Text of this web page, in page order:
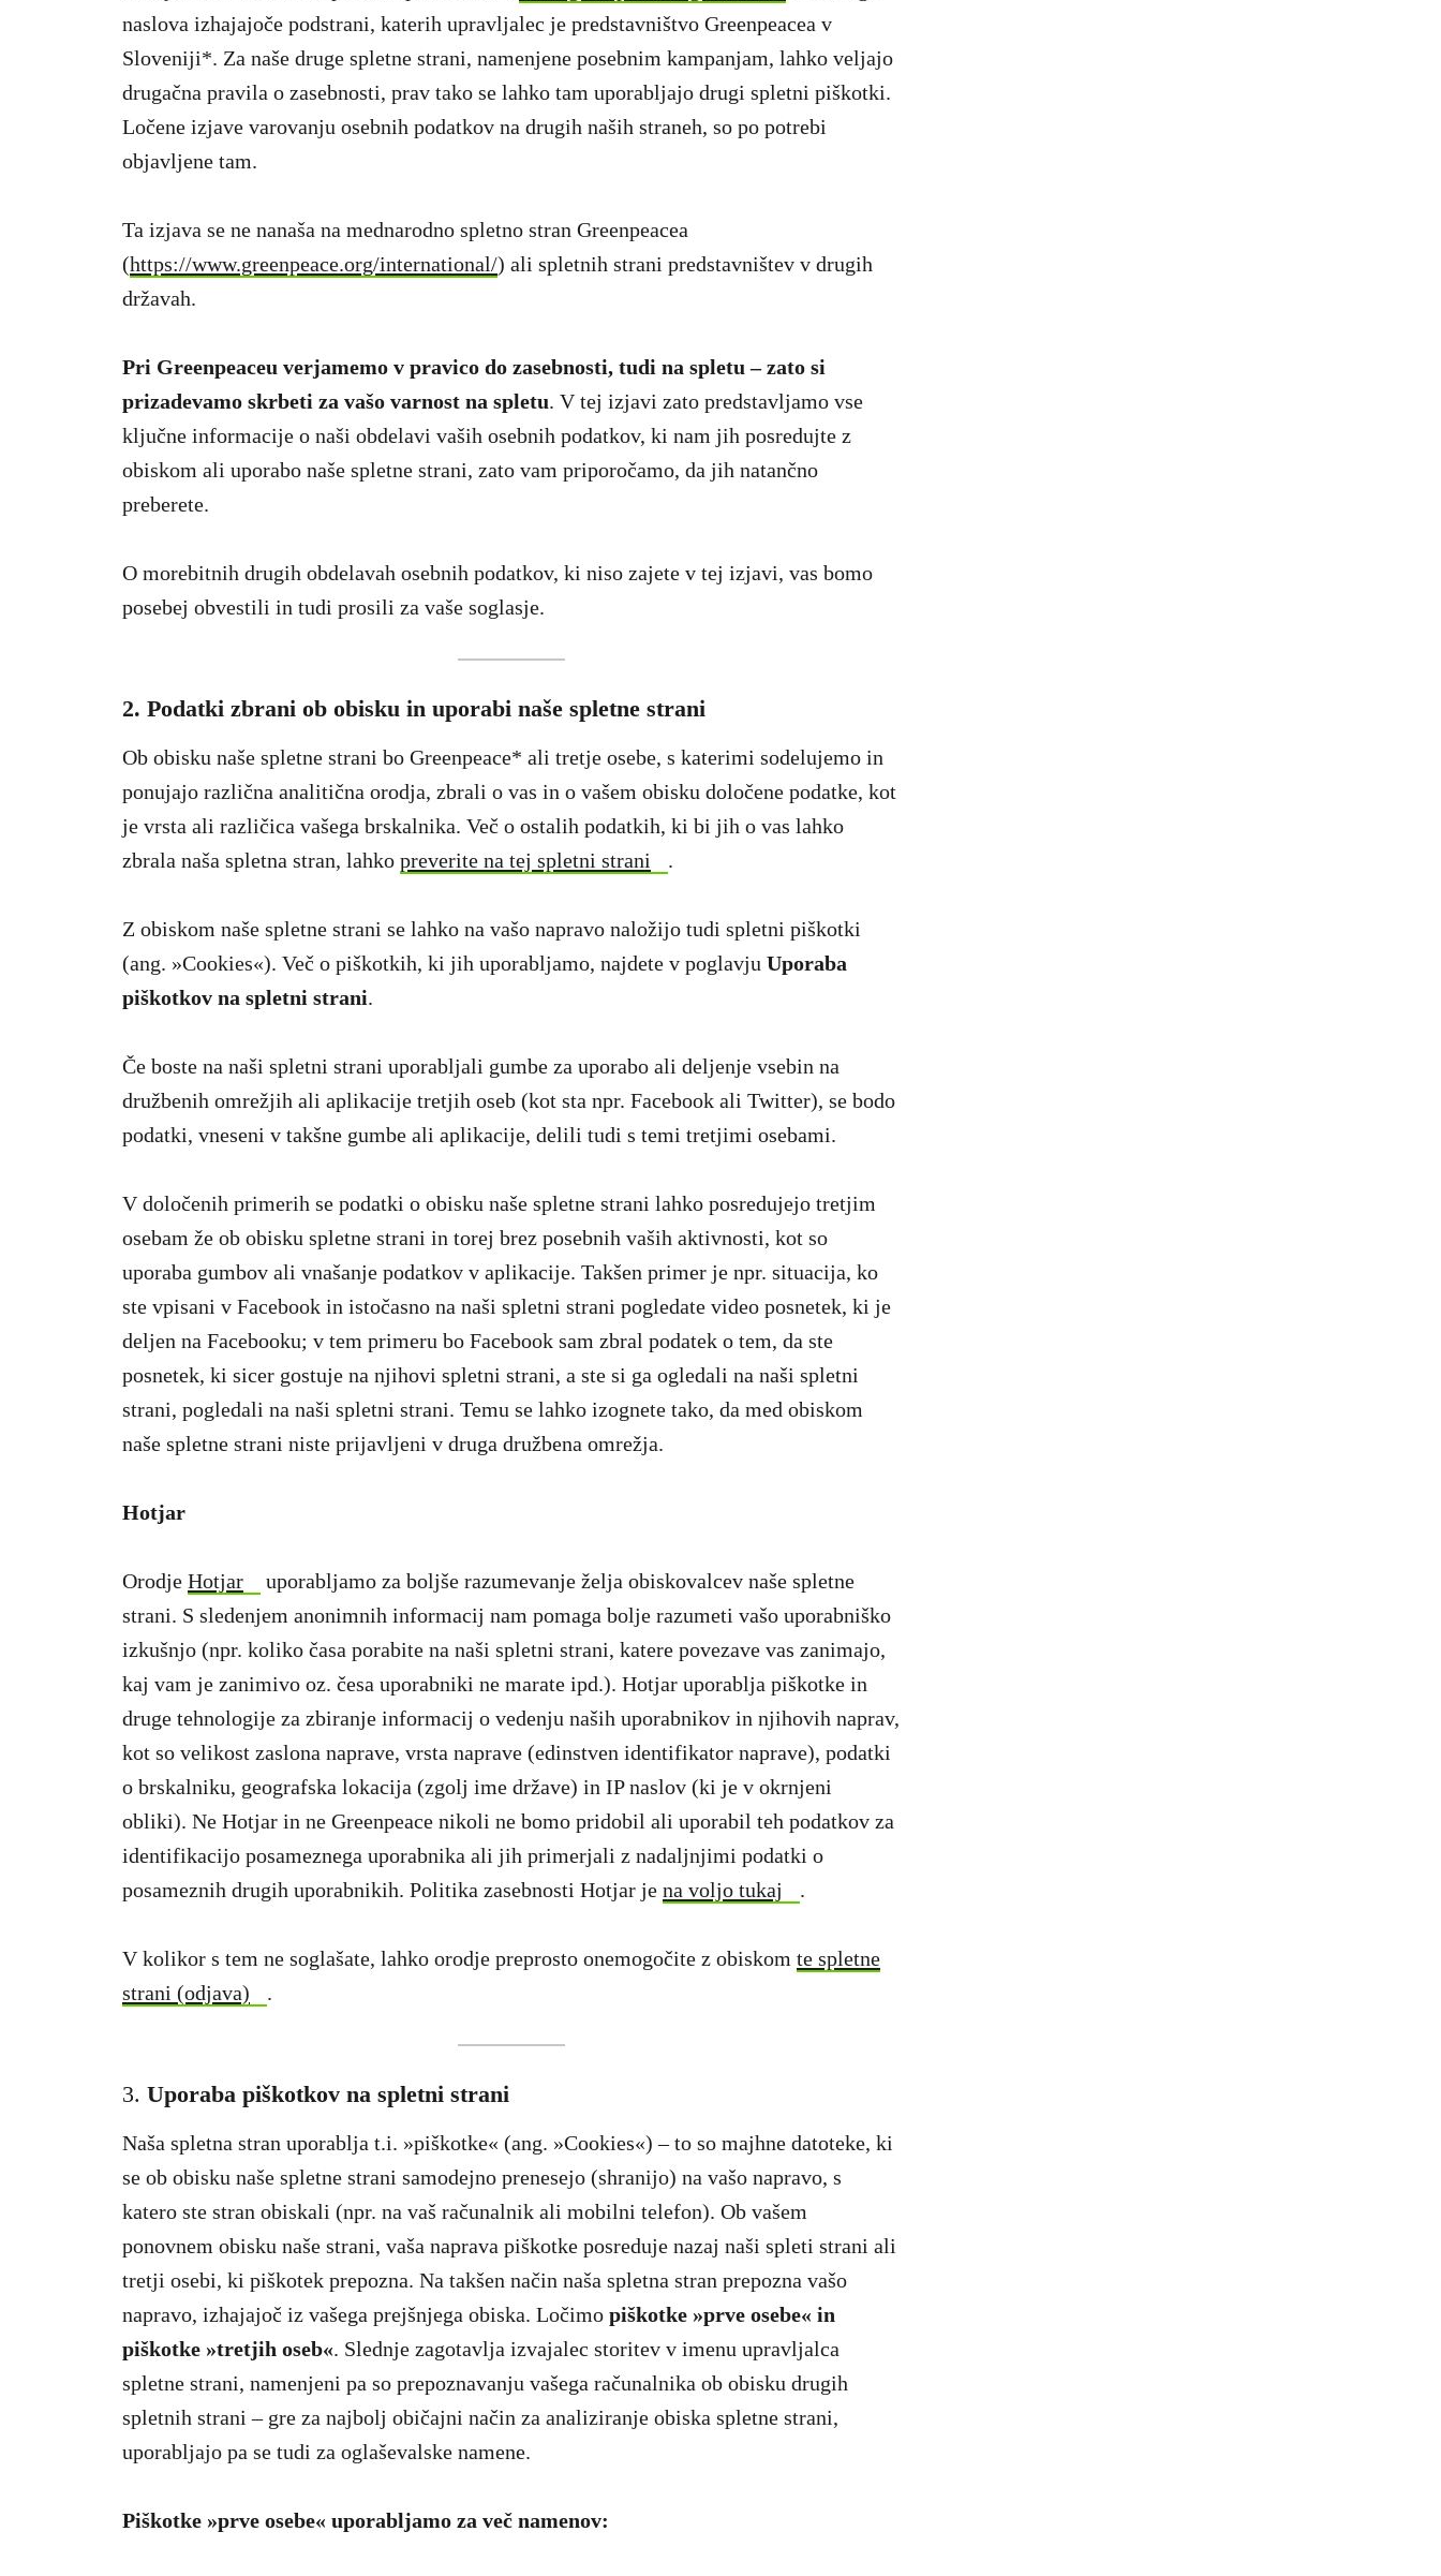
naslova izhajajoče podstrani, katerih upravljalec je predstavništvo Greenpeacea v
Sloveniji*. Za naše druge spletne strani, namenjene posebnim kampanjam, lahko veljajo
drugačna pravila o zasebnosti, prav tako se lahko tam uporabljajo drugi spletni piškotki.
Ločene izjave varovanju osebnih podatkov na drugih naših straneh, so po potrebi
objavljene tam.
Ta izjava se ne nanaša na mednarodno spletno stran Greenpeacea
(https://www.greenpeace.org/international/) ali spletnih strani predstavništev v drugih
državah.
Pri Greenpeaceu verjamemo v pravico do zasebnosti, tudi na spletu – zato si
prizadevamo skrbeti za vašo varnost na spletu. V tej izjavi zato predstavljamo vse
ključne informacije o naši obdelavi vaših osebnih podatkov, ki nam jih posredujte z
obiskom ali uporabo naše spletne strani, zato vam priporočamo, da jih natančno
preberete.
O morebitnih drugih obdelavah osebnih podatkov, ki niso zajete v tej izjavi, vas bomo
posebej obvestili in tudi prosili za vaše soglasje.
2. Podatki zbrani ob obisku in uporabi naše spletne strani
Ob obisku naše spletne strani bo Greenpeace* ali tretje osebe, s katerimi sodelujemo in
ponujajo različna analitična orodja, zbrali o vas in o vašem obisku določene podatke, kot
je vrsta ali različica vašega brskalnika. Več o ostalih podatkih, ki bi jih o vas lahko
zbrala naša spletna stran, lahko preverite na tej spletni strani .
Z obiskom naše spletne strani se lahko na vašo napravo naložijo tudi spletni piškotki
(ang. »Cookies«). Več o piškotkih, ki jih uporabljamo, najdete v poglavju Uporaba
piškotkov na spletni strani.
Če boste na naši spletni strani uporabljali gumbe za uporabo ali deljenje vsebin na
družbenih omrežjih ali aplikacije tretjih oseb (kot sta npr. Facebook ali Twitter), se bodo
podatki, vneseni v takšne gumbe ali aplikacije, delili tudi s temi tretjimi osebami.
V določenih primerih se podatki o obisku naše spletne strani lahko posredujejo tretjim
osebam že ob obisku spletne strani in torej brez posebnih vaših aktivnosti, kot so
uporaba gumbov ali vnašanje podatkov v aplikacije. Takšen primer je npr. situacija, ko
ste vpisani v Facebook in istočasno na naši spletni strani pogledate video posnetek, ki je
deljen na Facebooku; v tem primeru bo Facebook sam zbral podatek o tem, da ste
posnetek, ki sicer gostuje na njihovi spletni strani, a ste si ga ogledali na naši spletni
strani, pogledali na naši spletni strani. Temu se lahko izognete tako, da med obiskom
naše spletne strani niste prijavljeni v druga družbena omrežja.
Hotjar
Orodje Hotjar
uporabljamo za boljše razumevanje želja obiskovalcev naše spletne
strani. S sledenjem anonimnih informacij nam pomaga bolje razumeti vašo uporabniško
izkušnjo (npr. koliko časa porabite na naši spletni strani, katere povezave vas zanimajo,
kaj vam je zanimivo oz. česa uporabniki ne marate ipd.). Hotjar uporablja piškotke in
druge tehnologije za zbiranje informacij o vedenju naših uporabnikov in njihovih naprav,
kot so velikost zaslona naprave, vrsta naprave (edinstven identifikator naprave), podatki
o brskalniku, geografska lokacija (zgolj ime države) in IP naslov (ki je v okrnjeni
obliki). Ne Hotjar in ne Greenpeace nikoli ne bomo pridobil ali uporabil teh podatkov za
identifikacijo posameznega uporabnika ali jih primerjali z nadaljnjimi podatki o
posameznih drugih uporabnikih. Politika zasebnosti Hotjar je na voljo tukaj .
V kolikor s tem ne soglašate, lahko orodje preprosto onemogočite z obiskom te spletne
strani (odjava)
.
3. Uporaba piškotkov na spletni strani
Naša spletna stran uporablja t.i. »piškotke« (ang. »Cookies«) – to so majhne datoteke, ki
se ob obisku naše spletne strani samodejno prenesejo (shranijo) na vašo napravo, s
katero ste stran obiskali (npr. na vaš računalnik ali mobilni telefon). Ob vašem
ponovnem obisku naše strani, vaša naprava piškotke posreduje nazaj naši spleti strani ali
tretji osebi, ki piškotek prepozna. Na takšen način naša spletna stran prepozna vašo
napravo, izhajajoč iz vašega prejšnjega obiska. Ločimo piškotke »prve osebe« in
piškotke »tretjih oseb«. Slednje zagotavlja izvajalec storitev v imenu upravljalca
spletne strani, namenjeni pa so prepoznavanju vašega računalnika ob obisku drugih
spletnih strani – gre za najbolj običajni način za analiziranje obiska spletne strani,
uporabljajo pa se tudi za oglaševalske namene.
Piškotke »prve osebe« uporabljamo za več namenov: